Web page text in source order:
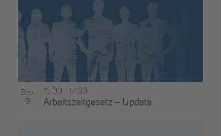
Sep.
9
Arbeitszeitgesetz – Update
15:00 - 17:00